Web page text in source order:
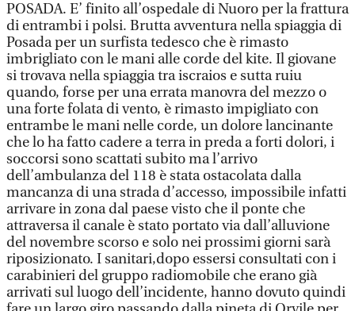
POSADA. E’ finito all’ospedale di Nuoro per la frattura
di entrambi i polsi. Brutta avventura nella spiaggia di
Posada per un surfista tedesco che è rimasto
imbrigliato con le mani alle corde del kite. Il giovane
si trovava nella spiaggia tra iscraios e sutta ruiu
quando, forse per una errata manovra del mezzo o
una forte folata di vento, è rimasto impigliato con
entrambe le mani nelle corde, un dolore lancinante
che lo ha fatto cadere a terra in preda a forti dolori, i
soccorsi sono scattati subito ma l’arrivo
dell’ambulanza del 118 è stata ostacolata dalla
mancanza di una strada d’accesso, impossibile infatti
arrivare in zona dal paese visto che il ponte che
attraversa il canale è stato portato via dall’alluvione
del novembre scorso e solo nei prossimi giorni sarà
riposizionato. I sanitari,dopo essersi consultati con i
carabinieri del gruppo radiomobile che erano già
arrivati sul luogo dell’incidente, hanno dovuto quindi